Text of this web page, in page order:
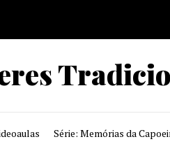
Série: Memórias da